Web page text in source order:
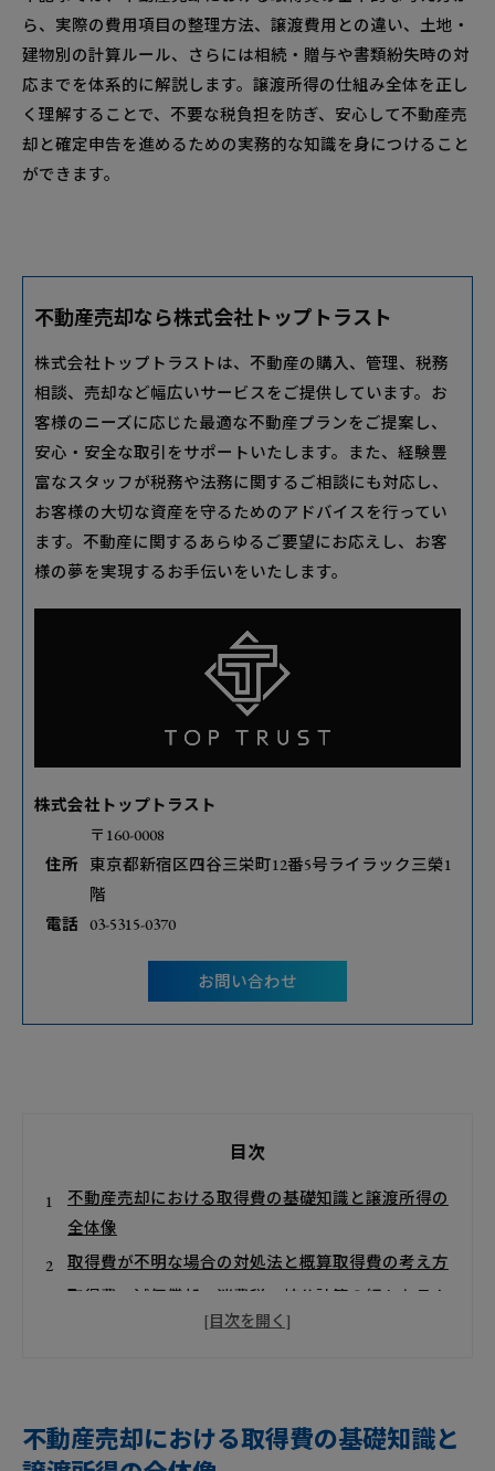
ら、実際の費用項目の整理方法、譲渡費用との違い、土地・
建物別の計算ルール、さらには相続・贈与や書類紛失時の対
応までを体系的に解説します。譲渡所得の仕組み全体を正し
く理解することで、不要な税負担を防ぎ、安心して不動産売
却と確定申告を進めるための実務的な知識を身につけること
ができます。
不動産売却なら株式会社トップトラスト
株式会社トップトラストは、不動産の購入、管理、税務
相談、売却など幅広いサービスをご提供しています。お
客様のニーズに応じた最適な不動産プランをご提案し、
安心・安全な取引をサポートいたします。また、経験豊
富なスタッフが税務や法務に関するご相談にも対応し、
お客様の大切な資産を守るためのアドバイスを行ってい
ます。不動産に関するあらゆるご要望にお応えし、お客
様の夢を実現するお手伝いをいたします。
株式会社トップトラスト
住所
〒160-0008
東京都新宿区四谷三栄町12番5号ライラック三榮1
階
電話 03-5315-0370
お問い合わせ
目次
不動産売却における取得費の基礎知識と譲渡所得の
全体像
取得費が不明な場合の対処法と概算取得費の考え方
取得費・減価償却・消費税・按分計算の細かなテク
不動産売却における取得費の基礎知識と